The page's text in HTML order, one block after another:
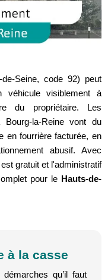
de-Seine, code 92) peut
véhicule visiblement à
du propriétaire. Les
la-Reine vont du
en fourrière facturée, en
abusif. Avec
gratuit et l'administratif
pour le Hauts-de-
à la casse
qu’il faut